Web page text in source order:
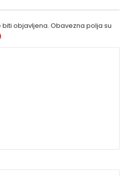
objavljena. Obavezna polja su